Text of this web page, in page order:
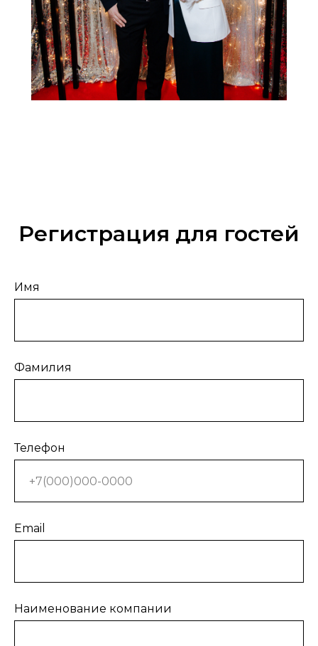
Регистрация для гостей
Имя
Фамилия
Телефон
Email
Наименование компании